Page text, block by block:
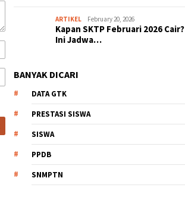
ARTIKEL February 20, 2026
Kapan SKTP Februari 2026 Cair?
Ini Jadwa…
BANYAK DICARI
DATA GTK
PRESTASI SISWA
SISWA
PPDB
SNMPTN